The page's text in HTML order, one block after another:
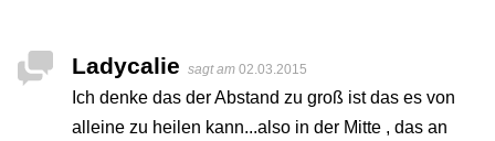
Ladycalie sagt am 02.03.2015
Ich denke das der Abstand zu groß ist das es von
alleine zu heilen kann...also in der Mitte , das an